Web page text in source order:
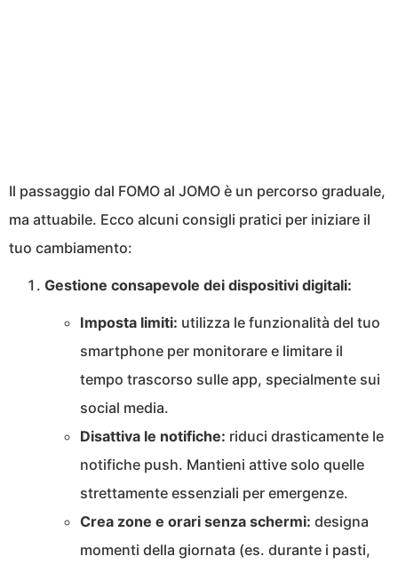
Il passaggio dal FOMO al JOMO è un percorso graduale,
ma attuabile. Ecco alcuni consigli pratici per iniziare il
tuo cambiamento:
Gestione consapevole dei dispositivi digitali:
Imposta limiti: utilizza le funzionalità del tuo
smartphone per monitorare e limitare il
tempo trascorso sulle app, specialmente sui
social media.
Disattiva le notifiche: riduci drasticamente le
notifiche push. Mantieni attive solo quelle
strettamente essenziali per emergenze.
Crea zone e orari senza schermi: designa
momenti della giornata (es. durante i pasti,